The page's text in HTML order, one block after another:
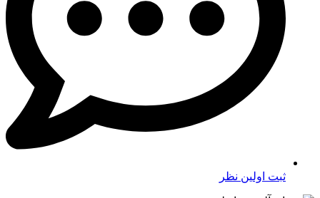
ثبت اولین نظر